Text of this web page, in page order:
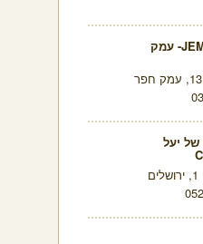
ג'יימס JEM'S- עמק
של יעל